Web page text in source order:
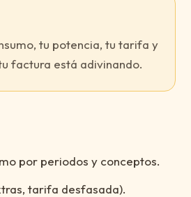
tu potencia, tu tarifa y
factura está adivinando.
por periodos y conceptos.
tarifa desfasada).